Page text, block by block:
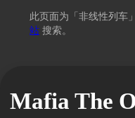
此页面为「非线性列车
站 搜索。
Mafia The